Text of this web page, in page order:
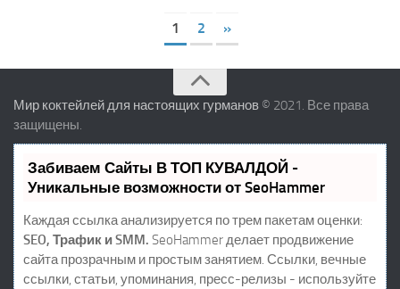
1 2 »
Мир коктейлей для настоящих гурманов © 2021. Все права
защищены.
Забиваем Сайты В ТОП КУВАЛДОЙ -
Уникальные возможности от SeoHammer
Каждая ссылка анализируется по трем пакетам оценки:
SEO, Трафик и SMM. SeoHammer делает продвижение
сайта прозрачным и простым занятием. Ссылки, вечные
ссылки, статьи, упоминания, пресс-релизы - используйте